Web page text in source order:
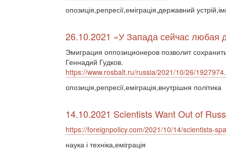
опозиція,репресії,еміграція,державний
26.10.2021 «У Запада сейчас любая
Эмиграция оппозиционеров позволит
Геннадий Гудков.
https://www.rosbalt.ru/russia/2021/10/26/
опозиція,репресії,еміграція,внутрішня політика
14.10.2021 Scientists Want Out of
https://foreignpolicy.com/2021/10/14/scientists-
наука і техніка,еміграція